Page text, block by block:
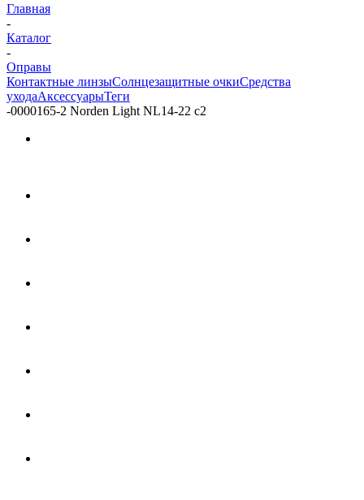
Главная
-
Каталог
-
Оправы
Контактные линзыСолнцезащитные очкиСредства
уходаАксессуарыТеги
-0000165-2 Norden Light NL14-22 с2